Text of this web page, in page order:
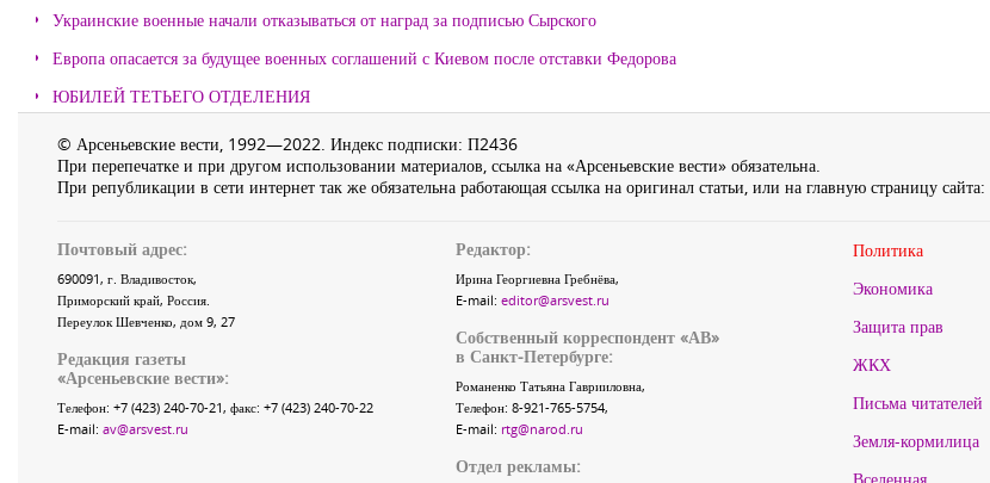
Украинские военные начали отказываться от наград за подписью Сырского
Европа опасается за будущее военных соглашений с Киевом после отставки Федорова
ЮБИЛЕЙ ТЕТЬЕГО ОТДЕЛЕНИЯ
© Арсеньевские вести, 1992—2022. Индекс подписки: П2436
При перепечатке и при другом использовании материалов, ссылка на «Арсеньевские вести» обязательна.
При републикации в сети интернет так же обязательна работающая ссылка на оригинал статьи, или на главную страницу сайта:
Почтовый адрес:
690091, г. Владивосток,
Приморский край, Россия.
Переулок Шевченко, дом 9, 27
Редакция газеты
«Арсеньевские вести»:
Телефон: +7 (423) 240-70-21, факс: +7 (423) 240-70-22
E-mail: av@arsvest.ru
Редактор:
Ирина Георгиевна Гребнёва,
E-mail: editor@arsvest.ru
Собственный корреспондент «АВ»
в Санкт-Петербурге:
Романенко Татьяна Гаврииловна,
Телефон: 8-921-765-5754,
E-mail: rtg@narod.ru
Отдел рекламы:
Политика
Экономика
Защита прав
ЖКХ
Письма читателей
Земля-кормилица